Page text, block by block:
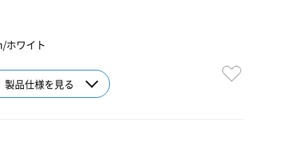
ホワイト
製品仕様を見る